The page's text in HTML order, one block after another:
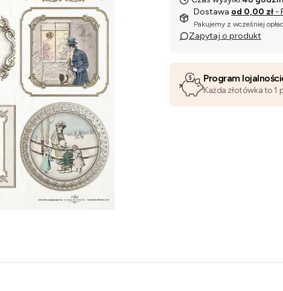
Dostawa od 0,00 zł -
Pakujemy z wcześniej
Zapytaj o produkt
Program
Każda złotówka to